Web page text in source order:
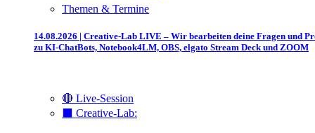
Themen & Termine
14.08.2026 | Creative-Lab LIVE – Wir bearbeiten deine Fragen und
zu KI-ChatBots, Notebook4LM, OBS, elgato Stream Deck und ZOOM
🔴 Live-Session
⬛️ Creative-Lab: